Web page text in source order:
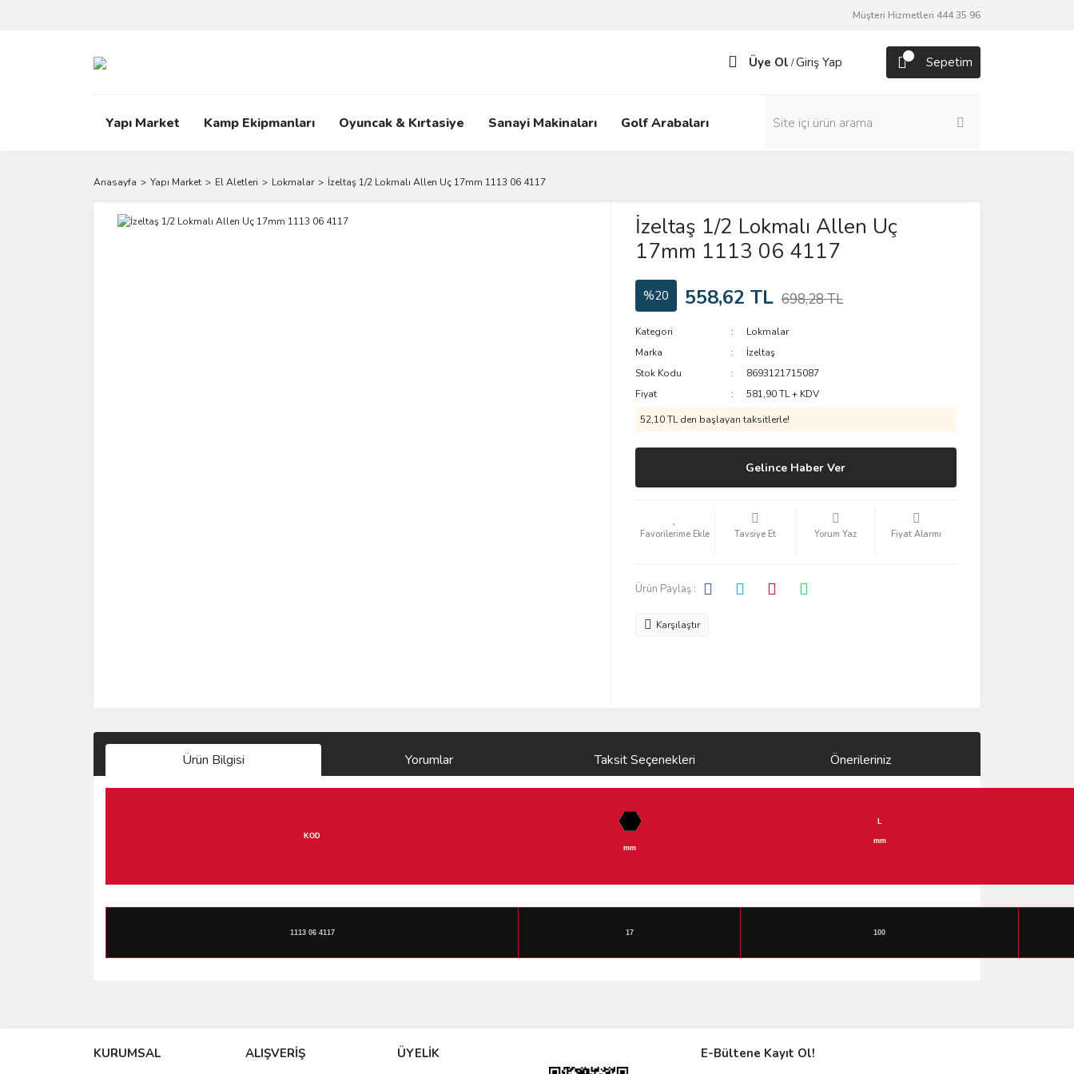
Müşteri Hizmetleri 444 35 96
Üye Ol /Giriş Yap Sepetim
Yapı Market Kamp Ekipmanları Oyuncak & Kırtasiye Sanayi Makinaları Golf Arabaları
Anasayfa Yapı Market El Aletleri Lokmalar İzeltaş 1/2 Lokmalı Allen Uç 17mm 1113 06 4117
İzeltaş 1/2 Lokmalı Allen Uç
17mm 1113 06 4117
%20 558,62 TL 698,28 TL
Kategori
Lokmalar
Marka
İzeltaş
Stok Kodu
8693121715087
Fiyat
581,90 TL + KDV
52,10 TL den başlayan taksitlerle!
Gelince Haber Ver
Tavsiye Et Yorum Yaz Fiyat Alarmı
Ürün Paylaş :
Karşılaştır
Ürün Bilgisi Yorumlar Taksit Seçenekleri Önerileriniz
KOD
mm
mm
1113 06 4117 17 100
Ürün resmi kalitesiz, bozuk veya görüntülenemiyor.
KURUMSAL ALIŞVERİŞ ÜYELİK E-Bültene Kayıt Ol!